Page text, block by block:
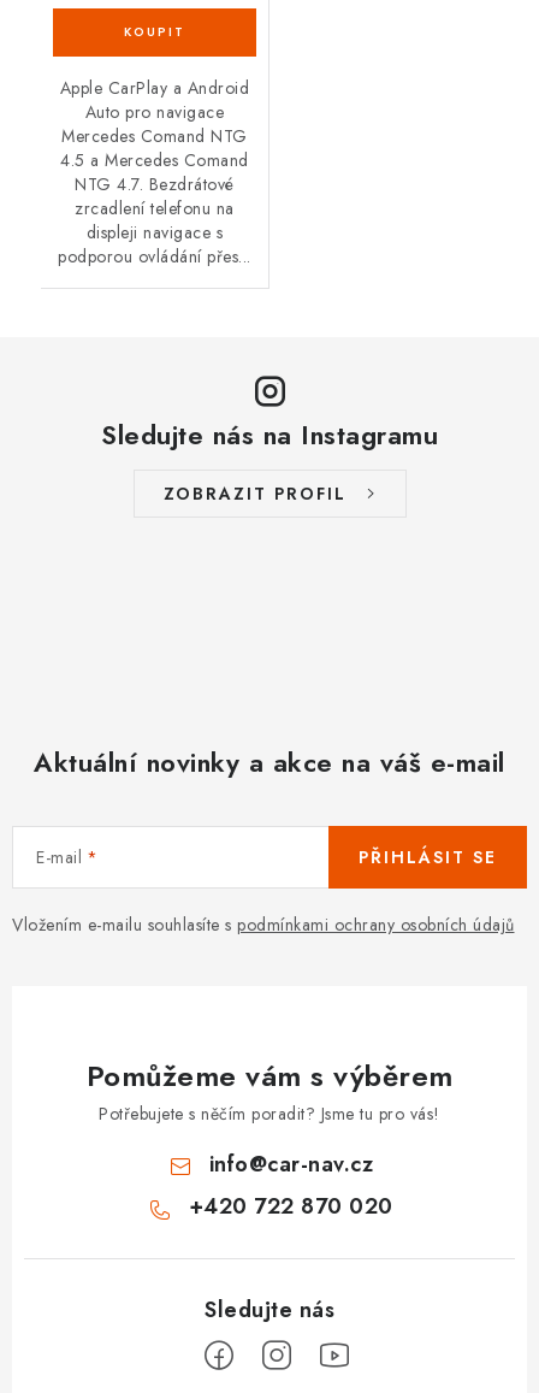
Apple CarPlay a Android
Auto pro navigace
Mercedes Comand NTG
4.5 a Mercedes Comand
NTG 4.7. Bezdrátové
zrcadlení telefonu na
displeji navigace s
podporou ovládání přes...
Sledujte nás na Instagramu
ZOBRAZIT PROFIL
Aktuální novinky a akce na váš e-mail
E-mail
Vložením e-mailu souhlasíte s podmínkami ochrany osobních údajů
PŘIHLÁSIT SE
Pomůžeme vám s výběrem
Potřebujete s něčím poradit? Jsme tu pro vás!
info@car-nav.cz
+420 722 870 020